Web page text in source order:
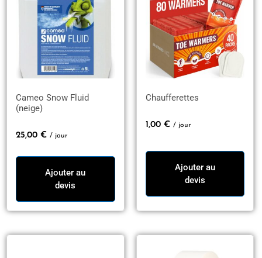
Cameo Snow Fluid
(neige)
25,00 € / jour
Ajouter au
devis
Chaufferettes
1,00 € / jour
Ajouter au
devis